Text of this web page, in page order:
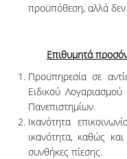
προ­ϋ­­πόθεση, αλ­λά δεν
Επιθυμητά
Προϋπηρεσία σε
Ειδικού
Πανεπιστημίων.
Ικανό­τητα
ικανότητα, καθώς
συνθήκες πίεσης.